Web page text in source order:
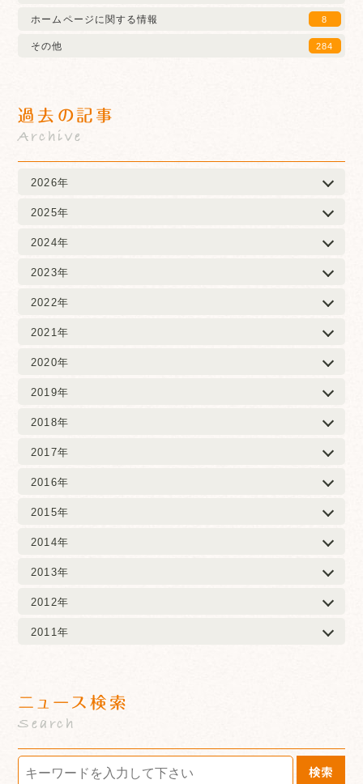
ホームページに関する情報
8
その他 284
過去の記事
Archive
2026年
2025年
2024年
2023年
2022年
2021年
2020年
2019年
2018年
2017年
2016年
2015年
2014年
2013年
2012年
2011年
ニュース検索
Search
検索